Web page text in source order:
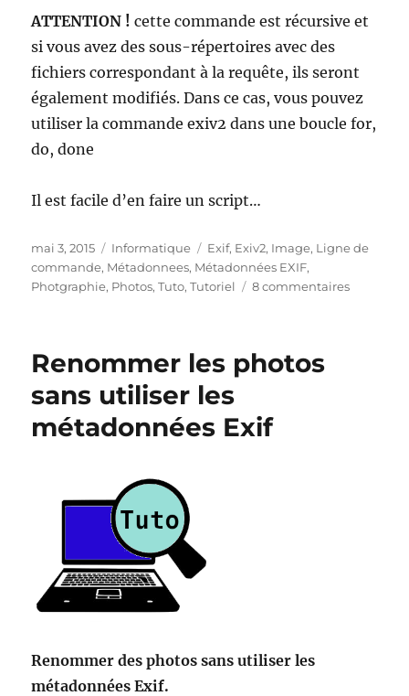
ATTENTION ! cette commande est récursive et
si vous avez des sous-répertoires avec des
fichiers correspondant à la requête, ils seront
également modifiés. Dans ce cas, vous pouvez
utiliser la commande exiv2 dans une boucle for,
do, done
Il est facile d’en faire un script…
Publié
le
mai 3, 2015 Catégories
Informatique Étiquettes
Exif, Exiv2, Image, Ligne de
commande, Métadonnees, Métadonnées EXIF,
Photgraphie, Photos,Tuto,Tutoriel 8 commentairessur
Renommer les photos
sans utiliser les
métadonnées Exif
Renommer des photos sans utiliser les
métadonnées Exif.